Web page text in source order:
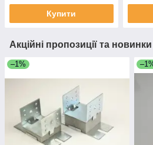
Купити
Акційні пропозиції та новинки
–1%